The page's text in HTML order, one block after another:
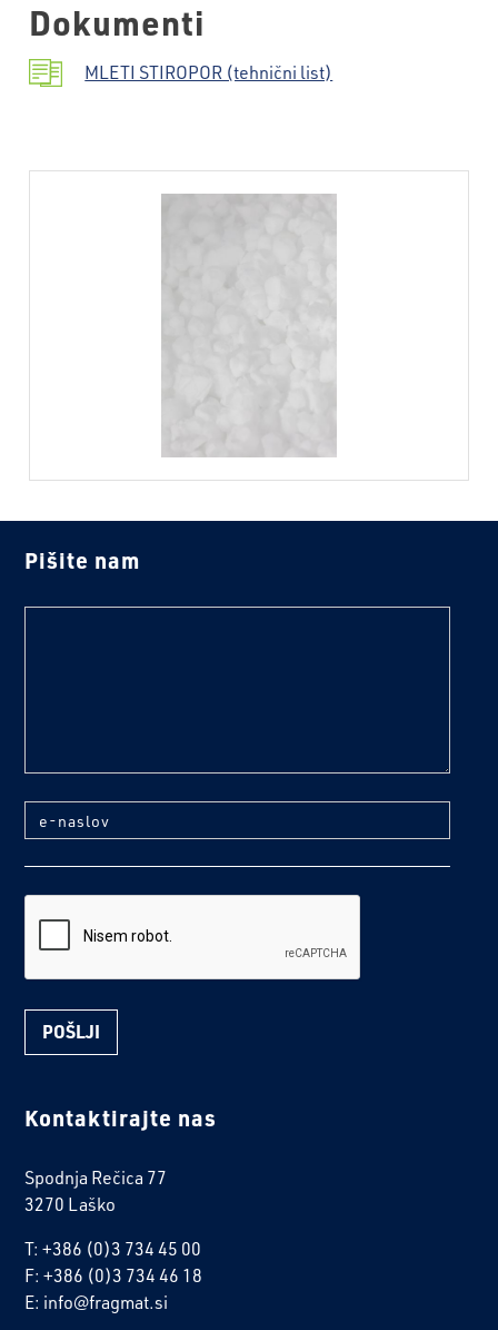
Dokumenti
MLETI STIROPOR (tehnični list)
Pišite nam
e-naslov
Kontaktirajte nas
Spodnja Rečica 77
3270 Laško
T: +386 (0)3 734 45 00
F: +386 (0)3 734 46 18
E: info@fragmat.si